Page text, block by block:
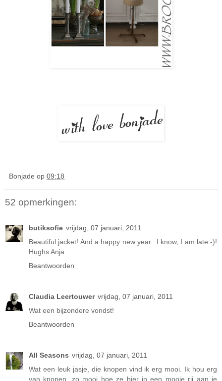
Bonjade op 09:18
52 opmerkingen:
butiksofie vrijdag, 07 januari, 2011
Beautiful jacket! And a happy new year...I know, I am late:-)!
Hughs Anja
Beantwoorden
Claudia Leertouwer vrijdag, 07 januari, 2011
Wat een bijzondere vondst!
Beantwoorden
All Seasons vrijdag, 07 januari, 2011
Wat een leuk jasje, die knopen vind ik erg mooi. Ik hou erg
van knopen, zo mooi hoe ze hier in een mooie rij aan je